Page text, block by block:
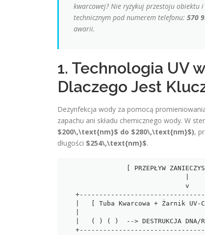
kwarcowej? Nie ryzykuj przestoju
technicznym pod numerem telefonu: 570
awarii.
1. Technologia UV
Dlaczego Jest
Dezynfekcja wody za pomocą
zapachu ani składu chemicznego wody. W
$200\,\text{nm}$ do $280\,\text{nm}$),
długości $254\,\text{nm}$.